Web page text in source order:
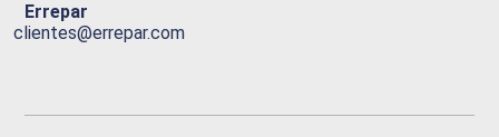
Errepar
clientes@errepar.com